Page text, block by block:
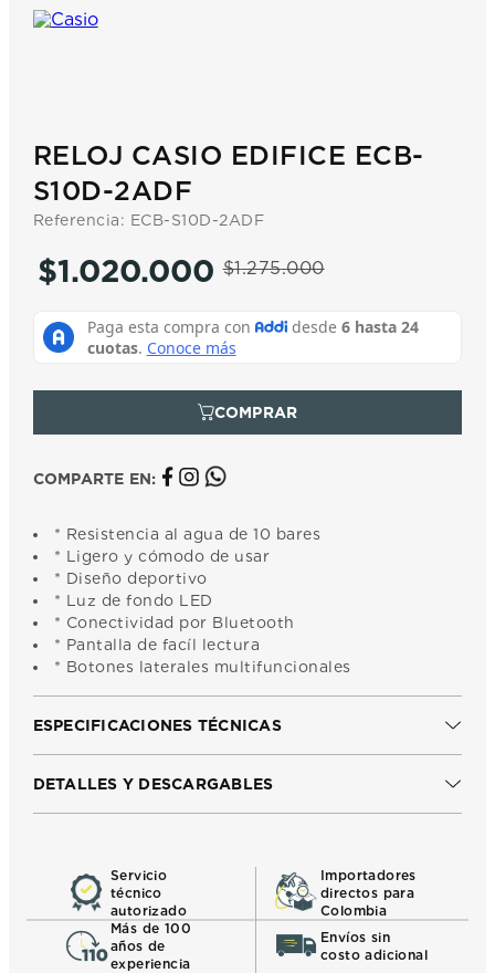
RELOJ CASIO EDIFICE ECB-
S10D-2ADF
Referencia: ECB-S10D-2ADF
$1.275.000
$1.020.000
COMPARTE EN:
* Resistencia al agua de 10 bares
* Ligero y cómodo de usar
* Diseño deportivo
* Luz de fondo LED
* Conectividad por Bluetooth
* Pantalla de facíl lectura
* Botones laterales multifuncionales
ESPECIFICACIONES TÉCNICAS
DETALLES Y DESCARGABLES
Servicio
técnico
autorizado
Importadores
directos para
Colombia
Más de 100
años de
experiencia
Envíos sin
costo adicional